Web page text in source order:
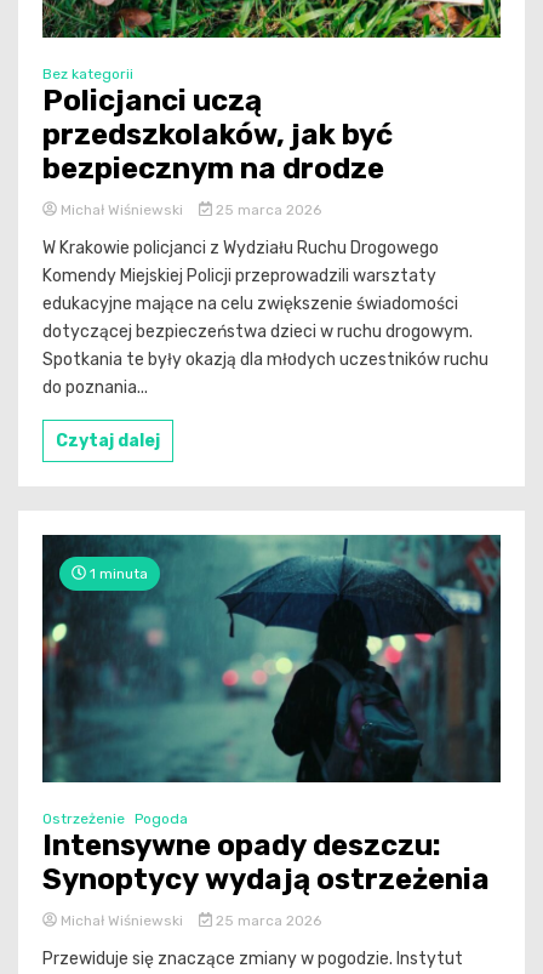
Bez kategorii
Policjanci uczą
przedszkolaków, jak być
bezpiecznym na drodze
Michał Wiśniewski 25 marca 2026
W Krakowie policjanci z Wydziału Ruchu Drogowego
Komendy Miejskiej Policji przeprowadzili warsztaty
edukacyjne mające na celu zwiększenie świadomości
dotyczącej bezpieczeństwa dzieci w ruchu drogowym.
Spotkania te były okazją dla młodych uczestników ruchu
do poznania...
Czytaj dalej
1 minuta
Ostrzeżenie Pogoda
Intensywne opady deszczu:
Synoptycy wydają ostrzeżenia
Michał Wiśniewski 25 marca 2026
Przewiduje się znaczące zmiany w pogodzie. Instytut